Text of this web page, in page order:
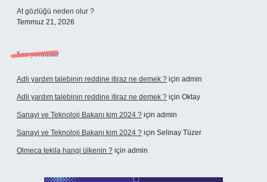
At gözlüğü neden olur ?
Temmuz 21, 2026
Son yorumlar
Adli yardım talebinin reddine itiraz ne demek ? için admin
Adli yardım talebinin reddine itiraz ne demek ? için Oktay
Sanayi ve Teknoloji Bakanı kim 2024 ? için admin
Sanayi ve Teknoloji Bakanı kim 2024 ? için Selinay Tüzer
Olmeca tekila hangi ülkenin ? için admin